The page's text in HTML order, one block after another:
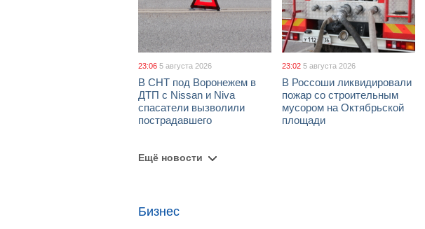
23:06 5 августа 2026
В СНТ под Воронежем в
ДТП с Nissan и Niva
спасатели вызволили
пострадавшего
23:02 5 августа 2026
В Россоши ликвидировали
пожар со строительным
мусором на Октябрьской
площади
Ещё новости
Бизнес